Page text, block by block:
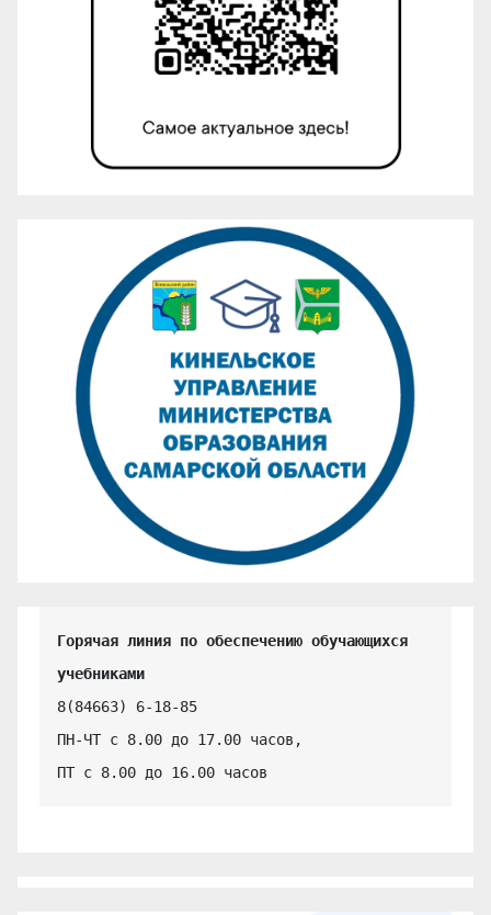
Горячая линия по обеспечению обучающихся
учебниками
8(84663) 6-18-85
ПН-ЧТ с 8.00 до 17.00 часов,
ПТ с 8.00 до 16.00 часов